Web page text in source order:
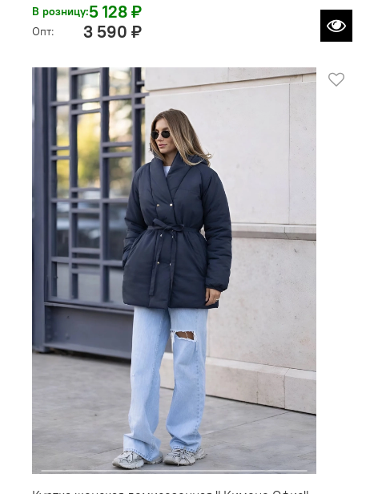
В розницу:5 128 ₽
Опт: 3 590 ₽